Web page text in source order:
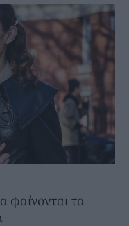
φαίνονται τα